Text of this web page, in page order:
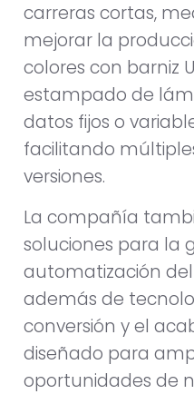
carreras cortas,
mejorar la
colores con barniz
estampado de
datos fijos o
facilitando
versiones.
La compañía
soluciones para la
automatización
además de
conversión y el
diseñado para
oportunidades de